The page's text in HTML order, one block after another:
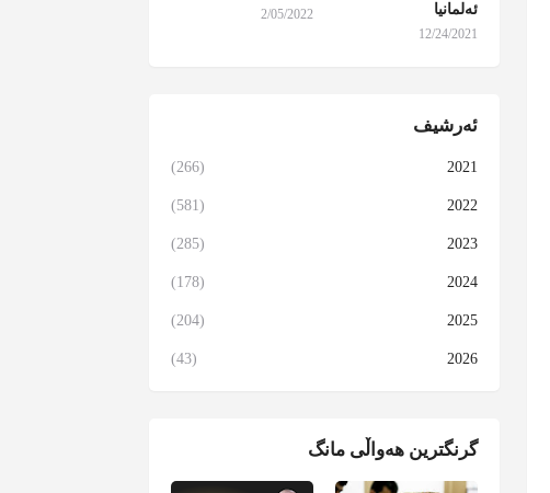
ئەلمانیا
12/24/2021
2/05/2022
ئەرشیف
2021
(266)
2022
(581)
2023
(285)
2024
(178)
2025
(204)
2026
(43)
گرنگترین هەواڵی مانگ